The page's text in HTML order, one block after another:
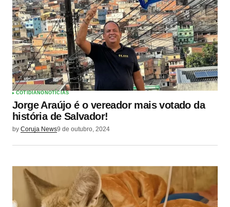
COTIDIANO NOTÍCIAS
Jorge Araújo é o vereador mais votado da
história de Salvador!
by Coruja News9 de outubro, 2024